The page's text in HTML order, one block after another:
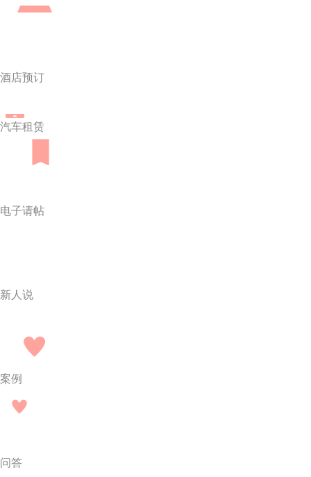
酒店预订
汽车租赁
电子请帖
新人说
案例
问答